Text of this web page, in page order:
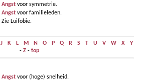
Angst voor symmetrie.
Angst voor familieleden.
Zie Luifobie.
J- K- L- M - N - O- P- Q- R- S- T- U- V- W- X- Y
- Z- top
Angst voor (hoge) snelheid.